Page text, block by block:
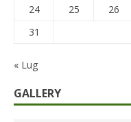
24
25 26
31
« Lug
GALLERY